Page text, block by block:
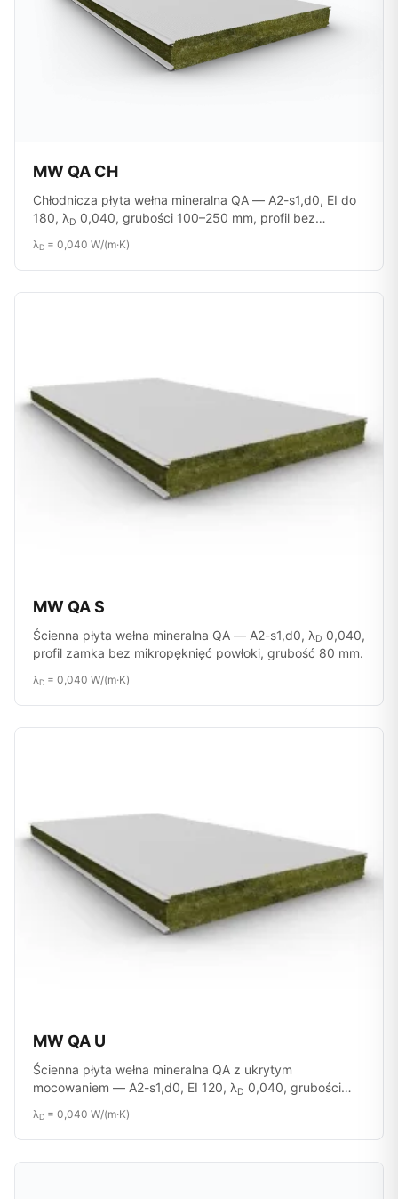
MW QA CH
Chłodnicza płyta wełna mineralna QA — A2-s1,d0, EI do
180, λD 0,040, grubości 100–250 mm, profil bez
λD = 0,040 W/(m·K)
MW QA S
Ścienna płyta wełna mineralna QA — A2-s1,d0, λD 0,040,
profil zamka bez mikropęknięć powłoki, grubość 80 mm.
λD = 0,040 W/(m·K)
MW QA U
Ścienna płyta wełna mineralna QA z ukrytym
mocowaniem — A2-s1,d0, EI 120, λD 0,040, grubości
λD = 0,040 W/(m·K)